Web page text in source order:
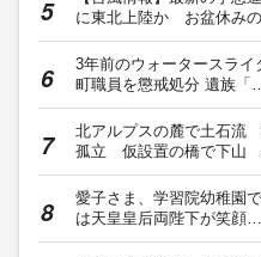
に東北上陸か お盆休み
3年前のウォータースラ
町職員を懲戒処分 遺族「
北アルプスの麓で土石流
孤立 仮設置の橋で下
愛子さま、学習院幼稚園
は天皇皇后両陛下が笑顔…